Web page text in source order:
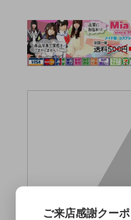
ご来店感謝クー